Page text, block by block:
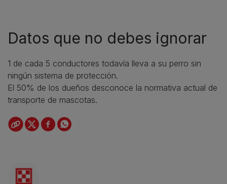
Datos que no debes ignorar
1 de cada 5 conductores todavía lleva a su perro sin
ningún sistema de protección.
El 50% de los dueños desconoce la normativa actual de
transporte de mascotas.